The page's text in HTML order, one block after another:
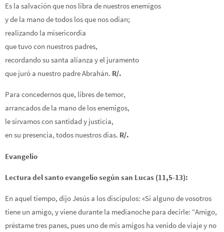
Es la salvación que nos libra de nuestros enemigos
y de la mano de todos los que nos odian;
realizando la misericordia
que tuvo con nuestros padres,
recordando su santa alianza y el juramento
que juró a nuestro padre Abrahán. R/.
Para concedernos que, libres de temor,
arrancados de la mano de los enemigos,
le sirvamos con santidad y justicia,
en su presencia, todos nuestros días. R/.
Evangelio
Lectura del santo evangelio según san Lucas (11,5-13):
En aquel tiempo, dijo Jesús a los discípulos: «Si alguno de vosotros
tiene un amigo, y viene durante la medianoche para decirle: “Amigo,
préstame tres panes, pues uno de mis amigos ha venido de viaje y no